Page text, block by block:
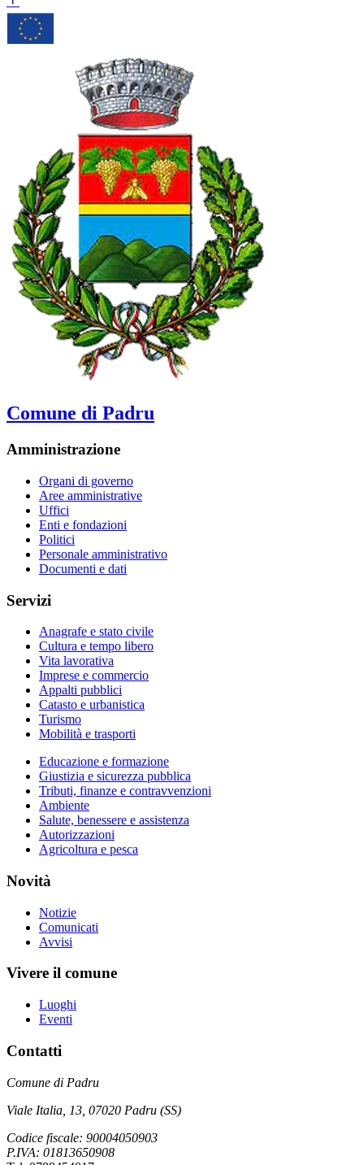
Comune di Padru
Amministrazione
Organi di governo
Aree amministrative
Uffici
Enti e fondazioni
Politici
Personale amministrativo
Documenti e dati
Servizi
Anagrafe e stato civile
Cultura e tempo libero
Vita lavorativa
Imprese e commercio
Appalti pubblici
Catasto e urbanistica
Turismo
Mobilità e trasporti
Educazione e formazione
Giustizia e sicurezza pubblica
Tributi, finanze e contravvenzioni
Ambiente
Salute, benessere e assistenza
Autorizzazioni
Agricoltura e pesca
Novità
Notizie
Comunicati
Avvisi
Vivere il comune
Luoghi
Eventi
Contatti
Comune di Padru
Viale Italia, 13, 07020 Padru (SS)
Codice fiscale: 90004050903
P.IVA: 01813650908